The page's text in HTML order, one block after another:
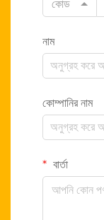
কোড
নাম
কোম্পানির নাম
বার্তা